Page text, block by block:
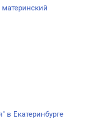
в Екатеринбурге